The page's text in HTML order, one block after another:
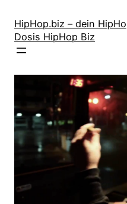
Inhalt
springen
HipHop.biz – dein
Dosis HipHop Biz